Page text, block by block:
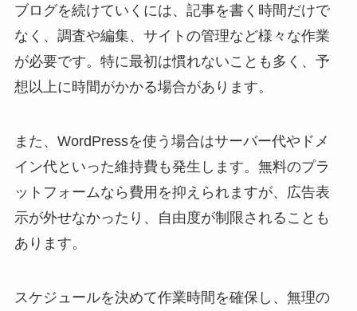
ブログを続けていくには、記事を書く時間だけで
なく、調査や編集、サイトの管理など様々な作業
が必要です。特に最初は慣れないことも多く、予
想以上に時間がかかる場合があります。
また、WordPressを使う場合はサーバー代やドメ
イン代といった維持費も発生します。無料のプラ
ットフォームなら費用を抑えられますが、広告表
示が外せなかったり、自由度が制限されることも
あります。
スケジュールを決めて作業時間を確保し、無理の